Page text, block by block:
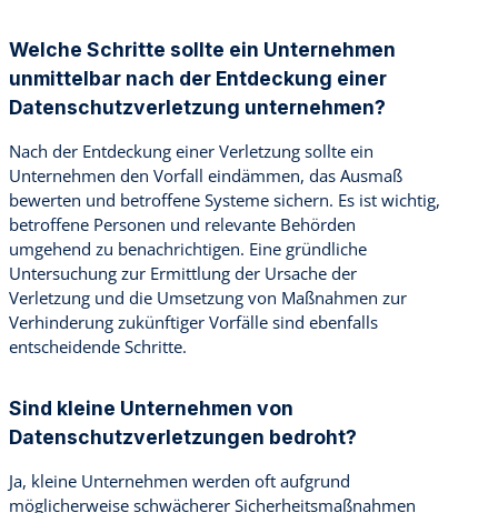
Welche Schritte sollte ein Unternehmen
unmittelbar nach der Entdeckung einer
Datenschutzverletzung unternehmen?
Nach der Entdeckung einer Verletzung sollte ein
Unternehmen den Vorfall eindämmen, das Ausmaß
bewerten und betroffene Systeme sichern. Es ist wichtig,
betroffene Personen und relevante Behörden
umgehend zu benachrichtigen. Eine gründliche
Untersuchung zur Ermittlung der Ursache der
Verletzung und die Umsetzung von Maßnahmen zur
Verhinderung zukünftiger Vorfälle sind ebenfalls
entscheidende Schritte.
Sind kleine Unternehmen von
Datenschutzverletzungen bedroht?
Ja, kleine Unternehmen werden oft aufgrund
möglicherweise schwächerer Sicherheitsmaßnahmen